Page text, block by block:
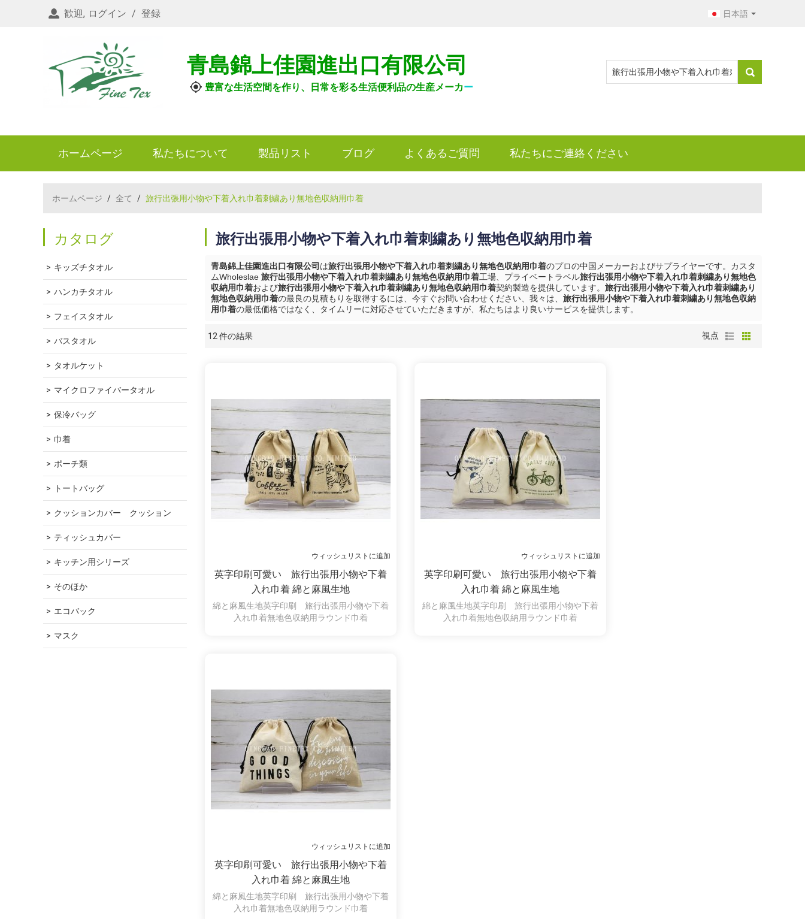
歓迎, ログイン / 登録 日本語
青島錦上佳園進出口有限公司
豊富な生活空間を作り、日常を彩る生活便利品の生産メーカー
ホームページ 私たちについて 製品リスト ブログ よくあるご質問 私たちにご連絡ください
ホームページ / 全て / 旅行出張用小物や下着入れ巾着刺繍あり無地色収納用巾着
カタログ
キッズチタオル
ハンカチタオル
フェイスタオル
バスタオル
タオルケット
マイクロファイバータオル
保冷バッグ
巾着
ポーチ類
トートバッグ
クッションカバー　クッション
ティッシュカバー
キッチン用シリーズ
そのほか
エコバック
マスク
旅行出張用小物や下着入れ巾着刺繍あり無地色収納用巾着
青島錦上佳園進出口有限公司 は旅行出張用小物や下着入れ巾着刺繍あり無地色収納用巾着のプロの中国メーカーおよびサプライヤーです。カスタ
ムWholeslae 旅行出張用小物や下着入れ巾着刺繍あり無地色収納用巾着工場、プライベートラベル旅行出張用小物や下着入れ巾着刺繍あり無地色
収納用巾着および旅行出張用小物や下着入れ巾着刺繍あり無地色収納用巾着契約製造を提供しています。 旅行出張用小物や下着入れ巾着刺繍あり
無地色収納用巾着の最良の見積もりを取得するには、今すぐお問い合わせください、我々は、 旅行出張用小物や下着入れ巾着刺繍あり無地色収納
用巾着の最低価格ではなく、タイムリーに対応させていただきますが、私たちはより良いサービスを提供します。
12 件の結果 視点
ウィッシュリストに追加
英字印刷可愛い 旅行出張用小物や下着
入れ巾着 綿と麻風生地
綿と麻風生地英字印刷 旅行出張用小物や下着
入れ巾着無地色収納用ラウンド巾着
ウィッシュリストに追加
英字印刷可愛い 旅行出張用小物や下着
入れ巾着 綿と麻風生地
綿と麻風生地英字印刷 旅行出張用小物や下着
入れ巾着無地色収納用ラウンド巾着
ウィッシュリストに追加
英字印刷可愛い 旅行出張用小物や下着
入れ巾着 綿と麻風生地
綿と麻風生地英字印刷 旅行出張用小物や下着
入れ巾着無地色収納用ラウンド巾着